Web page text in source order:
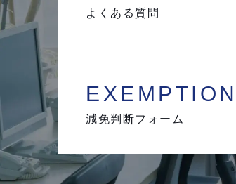
よくある質問
EXEMPTION
減免判断フォーム